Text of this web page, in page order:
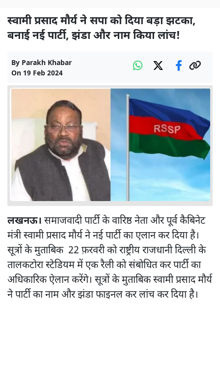
स्वामी प्रसाद मौर्य ने सपा को दिया बड़ा झटका,
बनाई नई पार्टी, झंडा और नाम किया लांच!
By Parakh Khabar
On 19 Feb 2024
लखनऊ। समाजवादी पार्टी के वारिष्ठ नेता और पूर्व कैबिनेट
मंत्री स्वामी प्रसाद मौर्य ने नई पार्टी का एलान कर दिया है।
सूत्रों के मुताबिक 22 फ़रवरी को राष्ट्रीय राजधानी दिल्ली के
तालकटोरा स्टेडियम में एक रैली को संबोधित कर पार्टी का
अधिकारिक ऐलान करेंगे। सूत्रों के मुताबिक स्वामी प्रसाद मौर्य
ने पार्टी का नाम और झंडा फाइनल कर लांच कर दिया है।